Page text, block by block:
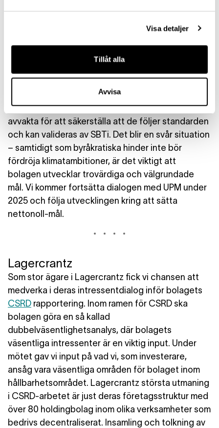
Visa detaljer
Tillåt alla
Avvisa
och lantbrukssektorn ska sätta målen. Fördröjning
att inkludera beräkningar för kolsänkor, skapar
och lantbrukssektorn inte sätter nettonoll-mål.
UPM utryckte frustration över SBTi:s förseningar
och betonade att de är redo att sätta mål, men vill
avvakta för att säkerställa att de följer standarden
och kan valideras av SBTi. Det blir en svår situation
– samtidigt som byråkratiska hinder inte bör
fördröja klimatambitioner, är det viktigt att
bolagen utvecklar trovärdiga och välgrundade
mål. Vi kommer fortsätta dialogen med UPM under
2025 och följa utvecklingen kring att sätta
nettonoll-mål.
Lagercrantz
Som stor ägare i Lagercrantz fick vi chansen att
medverka i deras intressentdialog inför bolagets
CSRD rapportering. Inom ramen för CSRD ska
bolagen göra en så kallad
dubbelväsentlighetsanalys, där bolagets
väsentliga intressenter är en viktig input. Under
mötet gav vi input på vad vi, som investerare,
ansåg vara väsentliga områden för bolaget inom
hållbarhetsområdet. Lagercrantz största utmaning
i CSRD-arbetet är just deras företagsstruktur med
över 80 holdingbolag inom olika verksamheter som
bedrivs decentraliserat. Insamling och tolkning av